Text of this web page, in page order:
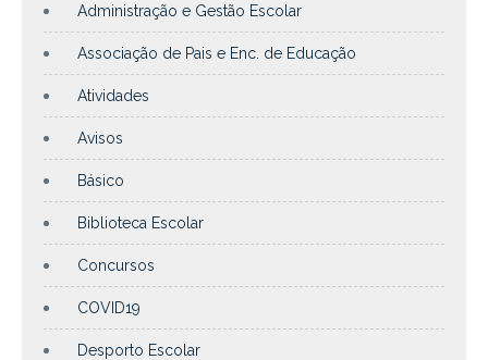
Administração e Gestão Escolar
Associação de Pais e Enc. de Educação
Atividades
Avisos
Básico
Biblioteca Escolar
Concursos
COVID19
Desporto Escolar